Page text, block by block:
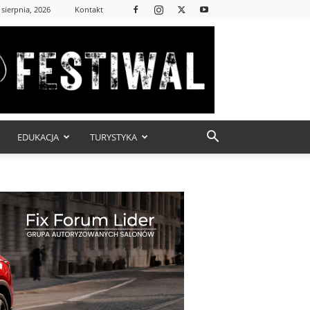
2026 Kontakt
EDUKACJA TURYSTYKA